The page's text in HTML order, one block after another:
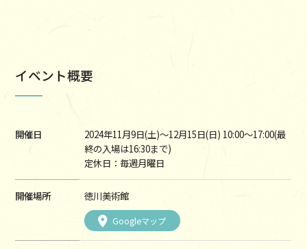
イベント概要
開催日
2024年11月9日(土)～12月15日(日) 10:00～17:00(最
終の入場は16:30まで)
定休日：毎週月曜日
開催場所 徳川美術館
Googleマップ